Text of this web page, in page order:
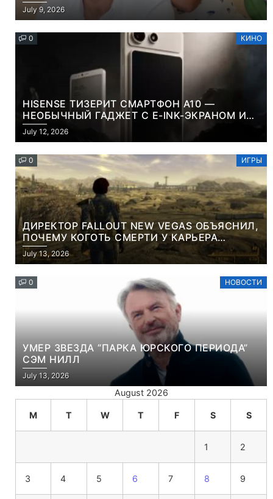
July 9, 2026
0 КИНО
HISENSE ТИЗЕРИТ СМАРТФОН A10 —
НЕОБЫЧНЫЙ ГАДЖЕТ С E-INK-ЭКРАНОМ И
СЪЕМНОЙ LCD-ПАНЕЛЬЮ ДЛЯ ЦВЕТНОГО
КОНТЕНТА И СОЦСЕТЕЙ
July 12, 2026
0 ИГРЫ
ДИРЕКТОР FALLOUT NEW VEGAS ОБЪЯСНИЛ,
ПОЧЕМУ КОГОТЬ СМЕРТИ У КАРЬЕРА
НАМЕРЕННО СНОСИТ ВАМ ГОЛОВУ
July 13, 2026
0 НОВОСТИ
УМЕР ЗВЕЗДА “ПАРКА ЮРСКОГО ПЕРИОДА”
СЭМ НИЛЛ
July 13, 2026
August 2026
M T W T F S S
1 2
3 4 5 6 7 8 9